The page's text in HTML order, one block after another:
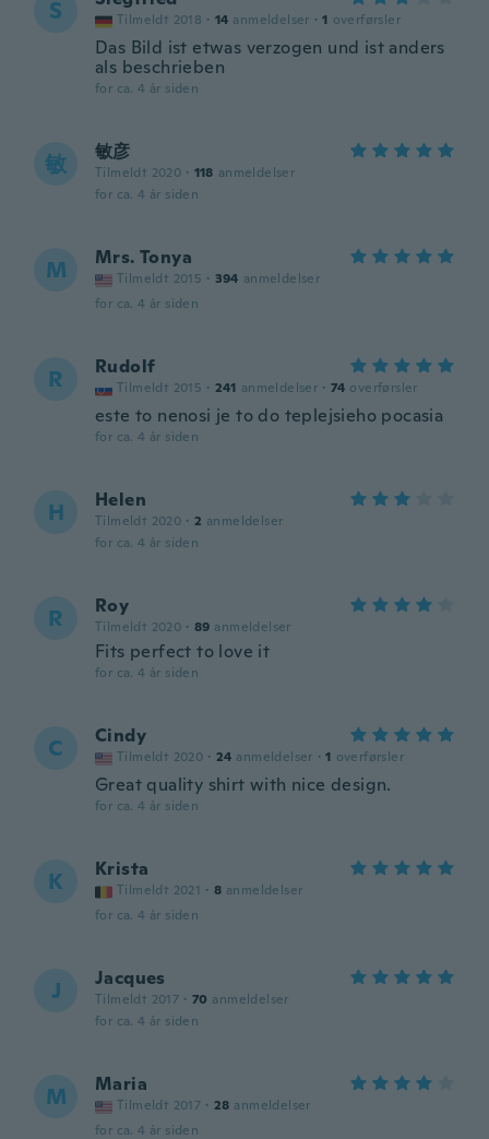
S Tilmeldt 2018 · 14 anmeldelser · 1 overførsler
Das Bild ist etwas verzogen und ist anders
als beschrieben
for ca. 4 år siden
敏 敏彦
Tilmeldt 2020 · 118 anmeldelser
for ca. 4 år siden
M Mrs. Tonya
Tilmeldt 2015 · 394 anmeldelser
for ca. 4 år siden
R Rudolf
Tilmeldt 2015 · 241 anmeldelser · 74 overførsler
este to nenosi je to do teplejsieho pocasia
for ca. 4 år siden
H Helen
Tilmeldt 2020 · 2 anmeldelser
for ca. 4 år siden
R Roy
Tilmeldt 2020 · 89 anmeldelser
Fits perfect to love it
for ca. 4 år siden
C Cindy
Tilmeldt 2020 · 24 anmeldelser · 1 overførsler
Great quality shirt with nice design.
for ca. 4 år siden
K Krista
Tilmeldt 2021 · 8 anmeldelser
for ca. 4 år siden
J Jacques
Tilmeldt 2017 · 70 anmeldelser
for ca. 4 år siden
M Maria
Tilmeldt 2017 · 28 anmeldelser
for ca. 4 år siden